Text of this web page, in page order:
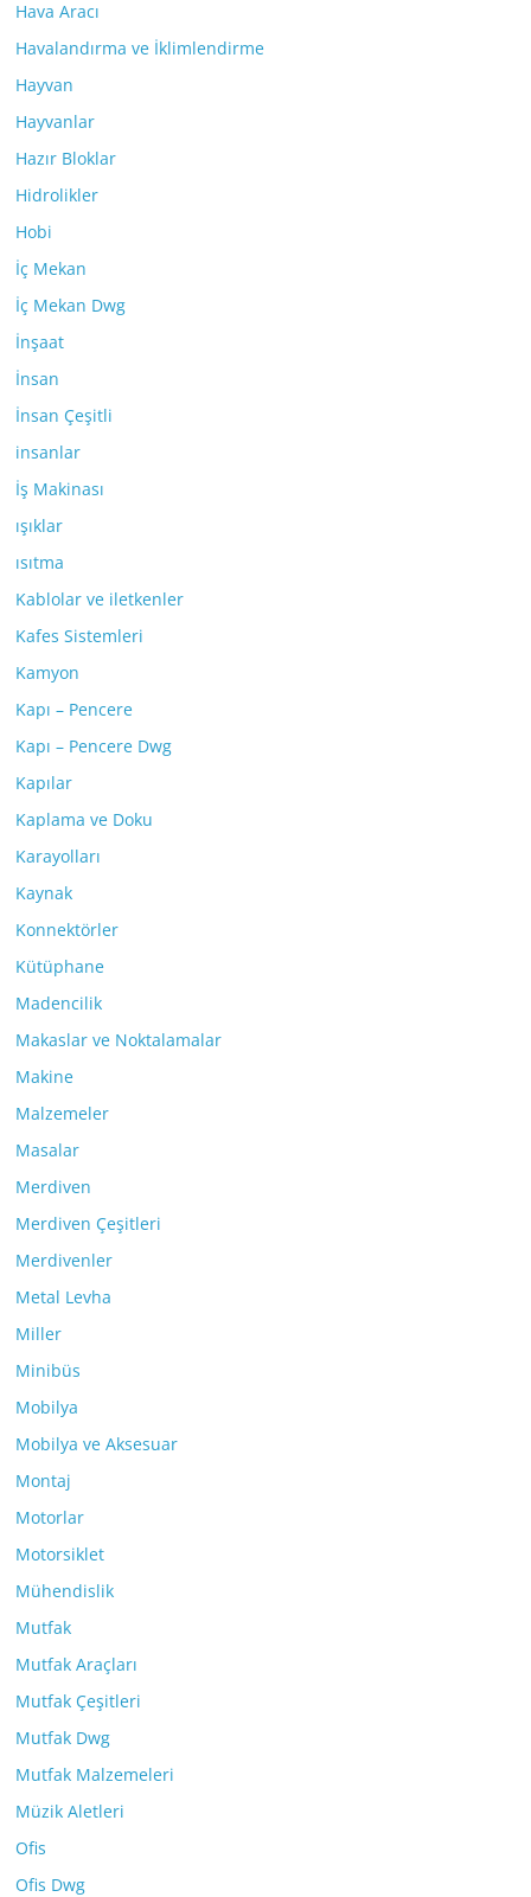
Hava Aracı
Havalandırma ve İklimlendirme
Hayvan
Hayvanlar
Hazır Bloklar
Hidrolikler
Hobi
İç Mekan
İç Mekan Dwg
İnşaat
İnsan
İnsan Çeşitli
insanlar
İş Makinası
ışıklar
ısıtma
Kablolar ve iletkenler
Kafes Sistemleri
Kamyon
Kapı – Pencere
Kapı – Pencere Dwg
Kapılar
Kaplama ve Doku
Karayolları
Kaynak
Konnektörler
Kütüphane
Madencilik
Makaslar ve Noktalamalar
Makine
Malzemeler
Masalar
Merdiven
Merdiven Çeşitleri
Merdivenler
Metal Levha
Miller
Minibüs
Mobilya
Mobilya ve Aksesuar
Montaj
Motorlar
Motorsiklet
Mühendislik
Mutfak
Mutfak Araçları
Mutfak Çeşitleri
Mutfak Dwg
Mutfak Malzemeleri
Müzik Aletleri
Ofis
Ofis Dwg